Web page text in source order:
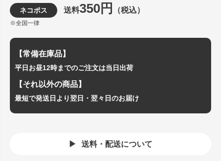
ネコポス 送料350円 （税込）
※全国一律
【常備在庫品】
平日お昼12時までのご注文は当日出荷
【それ以外の商品】
最短で発送日より翌日・翌々日のお届け
送料・配送について